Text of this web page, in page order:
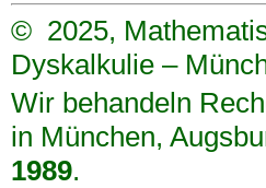
©2025,
Dyskalkulie –
Wir behandeln
in München,
1989.